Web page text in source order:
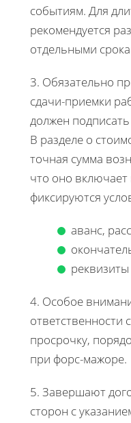
событиям. Для
рекомендуется
отдельными
3. Обязательно
сдачи-приемки
должен подписать
В разделе о
точная сумма
что оно
фиксируются
аванс,
4. Особое
ответственности
просрочку,
при форс-мажоре.
5. Завершают
сторон с